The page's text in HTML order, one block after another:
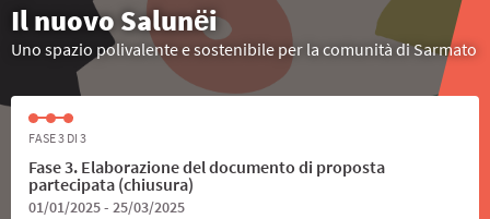
Il nuovo Salunёi
Uno spazio polivalente e sostenibile per la comunità di Sarmato
FASE 3 DI 3
Fase 3. Elaborazione del documento di proposta
partecipata (chiusura)
01/01/2025 - 25/03/2025